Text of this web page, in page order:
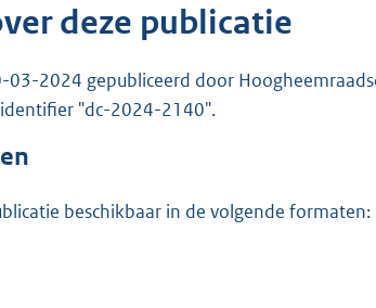
deze publicatie
03-2024 gepubliceerd door
"dc-2024-2140".
beschikbaar in de volgende formaten: